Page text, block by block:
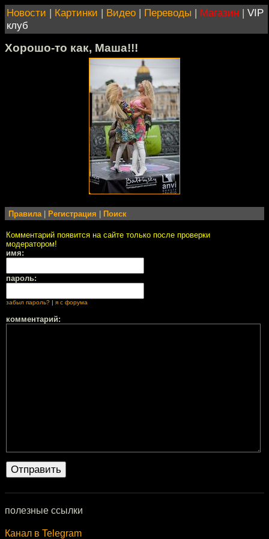
Новости | Картинки | Видео | Переводы | Магазин | VIP
клуб
Хорошо-то как, Маша!!!
Правила Регистрация Поиск
Комментарий появится на сайте только после проверки
модератором!
имя:
пароль:
забыл пароль? | я с форума
комментарий:
полезные ссылки
Канал в Telegram